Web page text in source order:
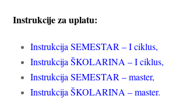
Instrukcije za uplatu:
Instrukcija SEMESTAR – I ciklus,
Instrukcija ŠKOLARINA – I ciklus,
Instrukcija SEMESTAR – master,
Instrukcija ŠKOLARINA – master.